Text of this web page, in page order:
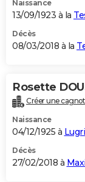
Naissance
13/09/1923 à la
Décès
08/03/2018 à la
Rosette
Créer une
Naissance
04/12/1925 à
Décès
27/02/2018 à